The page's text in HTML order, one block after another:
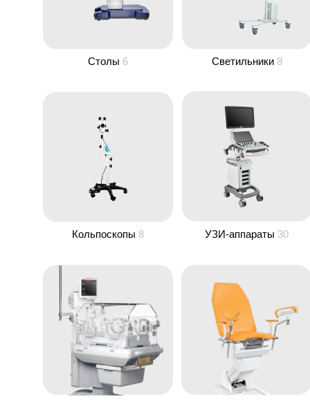
Светильники 8
Столы 6
Кольпоскопы 8 УЗИ-аппараты 30